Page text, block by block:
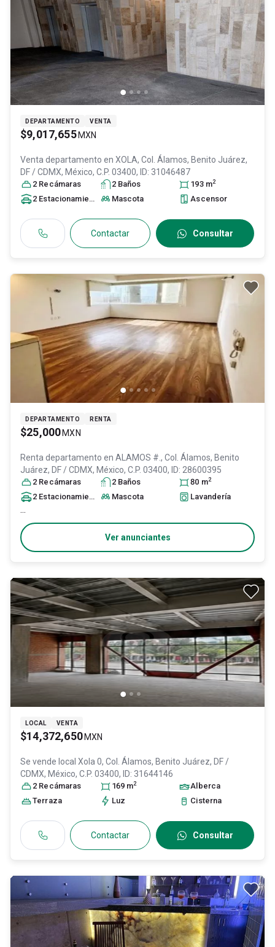
DEPARTAMENTO VENTA
$9,017,655 MXN
Venta departamento en XOLA, Col. Álamos, Benito Juárez,
DF / CDMX, México, C.P. 03400, ID: 31046487
2 Recámaras 2 Baños 193 m2
2 Estacionamiento s Mascota Ascensor
Contactar Consultar
DEPARTAMENTO RENTA
$25,000 MXN
Renta departamento en ALAMOS #., Col. Álamos, Benito
Juárez, DF / CDMX, México, C.P. 03400, ID: 28600395
2 Recámaras 2 Baños 80 m2
2 Estacionamiento s Mascota Lavandería
...
Ver anunciantes
LOCAL VENTA
$14,372,650 MXN
Se vende local Xola 0, Col. Álamos, Benito Juárez, DF /
CDMX, México, C.P. 03400, ID: 31644146
2 Recámaras 169 m2
Alberca
Terraza
Luz Cisterna
Contactar Consultar